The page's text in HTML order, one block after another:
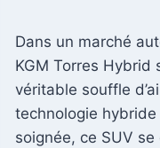
Dans un marché
KGM Torres Hybrid
véritable souffle
technologie
soignée, ce SUV